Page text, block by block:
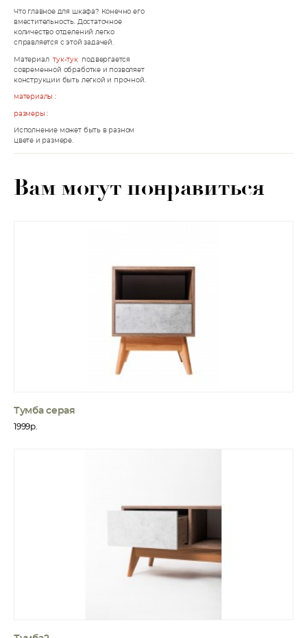
Что главное для шкафа? Конечно его
вместительность. Достаточное
количество отделений легко
справляется с этой задачей.
Материал тук-тук подвергается
современной обработке и позволяет
конструкции быть легкой и прочной.
материалы :
размеры :
Исполнение может быть в разном
цвете и размере.
Вам могут понравиться
Тумба серая
1999р.